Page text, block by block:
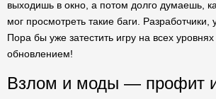
выходишь в окно, а потом долго думаешь,
мог просмотреть такие баги.
Пора бы уже затестить игру на всех
обновлением!
Взлом и моды — профит